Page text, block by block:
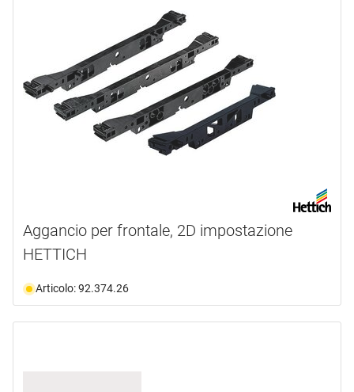
Aggancio per frontale, 2D impostazione
HETTICH
Articolo: 92.374.26